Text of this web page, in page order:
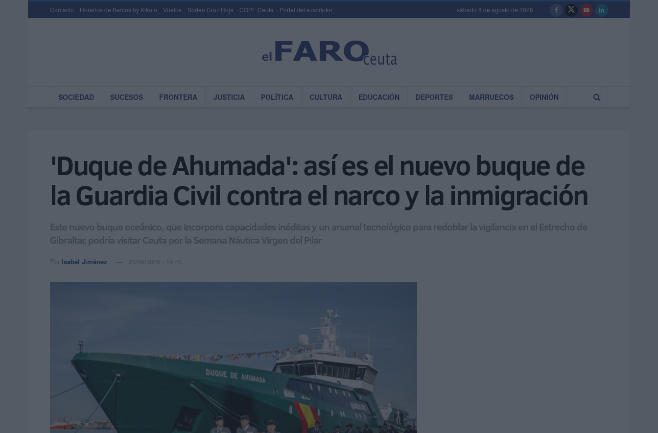
Contacto Horarios de Barcos by Kikoto Vuelos Sorteo Cruz Roja COPE Ceuta Portal del suscriptor sábado 8 de agosto de 2026
SOCIEDAD SUCESOS FRONTERA JUSTICIA POLÍTICA CULTURA EDUCACIÓN DEPORTES MARRUECOS OPINIÓN
'Duque de Ahumada': así es el nuevo buque de
la Guardia Civil contra el narco y la inmigración
Este nuevo buque oceánico, que incorpora capacidades inéditas y un arsenal tecnológico para redoblar la vigilancia en el Estrecho de
Gibraltar, podría visitar Ceuta por la Semana Náutica Virgen del Pilar
Por Isabel Jiménez 23/09/2025 - 14:45